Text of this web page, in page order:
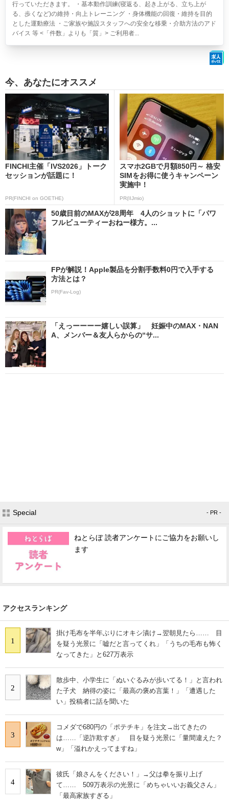
行っていただきます。 ・基本動作訓練(寝返る、起き上がる、立ち上が
る、歩くなど)の維持・向上トレーニング ・身体機能の回復・維持を目的
とした運動療法 ・ご家族や施設スタッフへの安全な移乗・介助方法のアド
バイス 等 <「件数」よりも「質」> ご利用者...
今、あなたにオススメ
FINCHI主催「IVS2026」トーク
セッションが話題に！
PR(FINCHI on GOETHE)
スマホ2GBで月額850円～ 格安
SIMをお得に使うキャンペーン
実施中！
PR(IIJmio)
50歳目前のMAXが28周年 4人のショットに「パワ
フルビューティーおねー様方。...
FPが解説！Apple製品を分割手数料0円で入手する
方法とは？
PR(Fav-Log)
「えっーーーー嬉しい誤算」 妊娠中のMAX・NAN
A、メンバー＆友人らからの“サ...
Special - PR -
ねとらぼ 読者アンケートにご協力をお願いし
ます
アクセスランキング
1
掛け毛布を半年ぶりにオキシ漬け→翌朝見たら…… 目
を疑う光景に「嘘だと言ってくれ」「うちの毛布も怖く
なってきた」と627万表示
2
散歩中、小学生に「ぬいぐるみが歩いてる！」と言われ
た子犬 納得の姿に「最高の褒め言葉！」「遭遇した
い」投稿者に話を聞いた
3
コメダで680円の「ポテチキ」を注文→出てきたの
は……「逆詐欺すぎ」 目を疑う光景に「量間違えた？
w」「溢れかえってますね」
4
彼氏「娘さんをください！」→父は拳を振り上げ
て…… 509万表示の光景に「めちゃいいお義父さん」
「最高家族すぎる」